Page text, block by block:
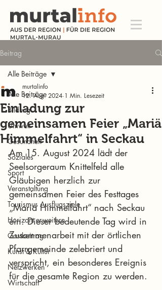
Beitrag
Alle Beiträge
Bildung
Umwelt
Gesundheit
Soziales
Sport
Veranstaltung
Tourismus Ausflugsziele
Horizont erweitern
Gastbeitrag
Kunst & Kultur
Netzwerken
Wirtschaft
Alle Beiträge
Einladung zur
gemeinsamen Feier „Mariä
Himmelfahrt“ in Seckau
murtalinfo
12. Aug. 2024 1 Min. Lesezeit
Am 15. August 2024 lädt der
Seelsorgeraum Knittelfeld alle
Gläubigen herzlich zur
gemeinsamen Feier des Festtages
„Mariä Himmelfahrt“ nach Seckau
ein. Dieser bedeutende Tag wird in
Zusammenarbeit mit der örtlichen
Pfarrgemeinde zelebriert und
verspricht, ein besonderes Ereignis
für die gesamte Region zu werden.